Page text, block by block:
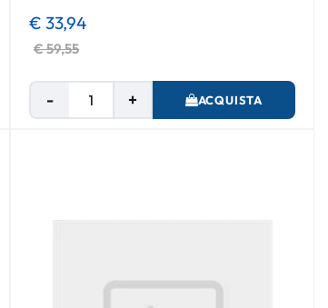
€ 59,55
€ 33,94
Quantità ACQUISTA